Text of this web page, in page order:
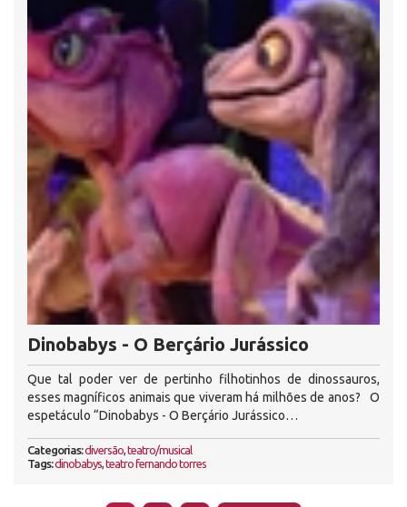
Dinobabys - O Berçário Jurássico
Que tal poder ver de pertinho filhotinhos de dinossauros,
esses magníficos animais que viveram há milhões de anos? O
espetáculo “Dinobabys - O Berçário Jurássico…
Categorias:diversão,teatro/musical
Tags:dinobabys,teatro fernando torres